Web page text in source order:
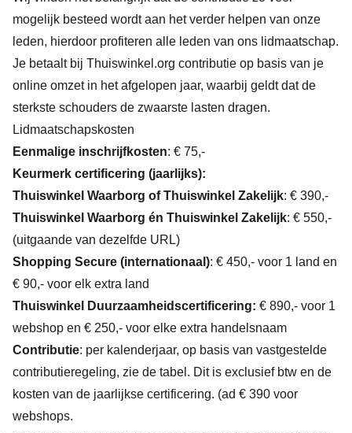
mogelijk besteed wordt aan het verder helpen van onze
leden, hierdoor profiteren alle leden van ons lidmaatschap.
Je betaalt bij Thuiswinkel.org contributie op basis van je
online omzet in het afgelopen jaar, waarbij geldt dat de
sterkste schouders de zwaarste lasten dragen.
Lidmaatschapskosten
Eenmalige inschrijfkosten: € 75,-
Keurmerk certificering (jaarlijks):
Thuiswinkel Waarborg of Thuiswinkel Zakelijk: € 390,-
Thuiswinkel Waarborg én Thuiswinkel Zakelijk: € 550,-
(uitgaande van dezelfde URL)
Shopping Secure (internationaal): € 450,- voor 1 land en
€ 90,- voor elk extra land
Thuiswinkel Duurzaamheidscertificering: € 890,- voor 1
webshop en € 250,- voor elke extra handelsnaam
Contributie: per kalenderjaar, op basis van vastgestelde
contributieregeling, zie de tabel. Dit is exclusief btw en de
kosten van de jaarlijkse certificering. (ad € 390 voor
webshops.